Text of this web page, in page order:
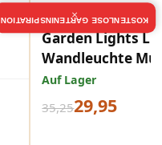
Garden Lights
Wandleuchte
warmweißes
Auf Lager
35,2529,95
KOSTENLOSE GARTENINSPIRATION
×